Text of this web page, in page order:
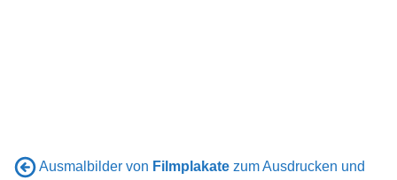
Ausmalbilder von Filmplakate zum Ausdrucken und